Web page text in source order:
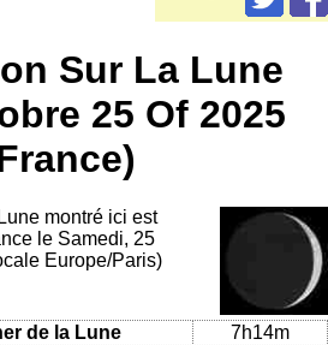
Sur La Lune
25 Of 2025
montré ici est
le Samedi, 25
Europe/Paris)
de la Lune
7h14m